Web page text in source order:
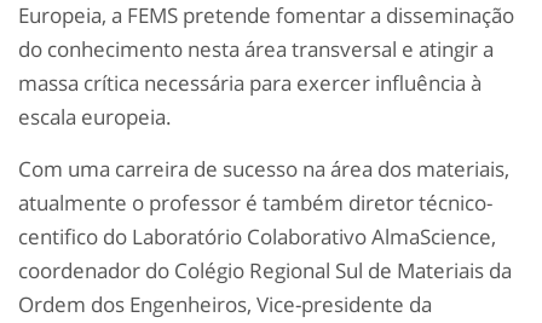
Europeia, a FEMS pretende fomentar a disseminação
do conhecimento nesta área transversal e atingir a
massa crítica necessária para exercer influência à
escala europeia.
Com uma carreira de sucesso na área dos materiais,
atualmente o professor é também diretor técnico-
centifico do Laboratório Colaborativo AlmaScience,
coordenador do Colégio Regional Sul de Materiais da
Ordem dos Engenheiros, Vice-presidente da